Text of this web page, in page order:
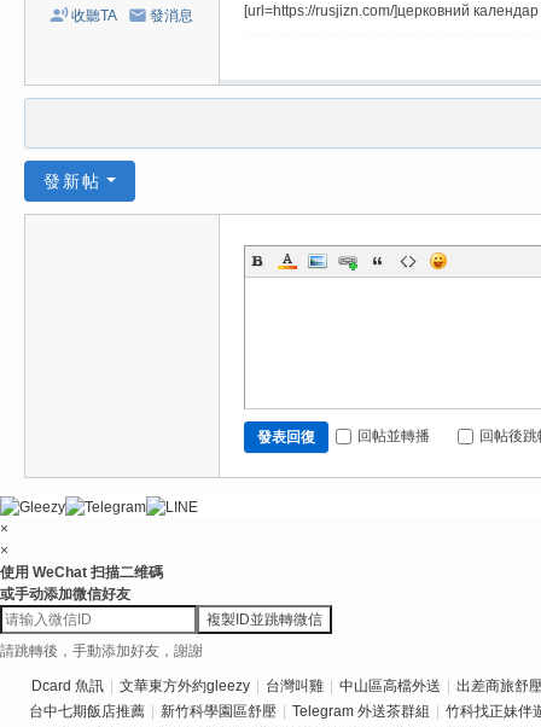
收聽TA
發消息 [url=https://rusjizn.com/]церковний
發新帖
發表回復 回帖並轉播 回帖後
×
×
使用 WeChat 扫描二维碼
或手动添加微信好友
複製ID並跳轉微信
請跳轉後，手動添加好友，謝謝
Dcard 魚訊 文華東方外約gleezy 台灣叫雞 中山區高檔外送
出差商旅舒
台中七期飯店推薦
新竹科學園區舒壓 Telegram 外送茶群組
竹科找正妹伴